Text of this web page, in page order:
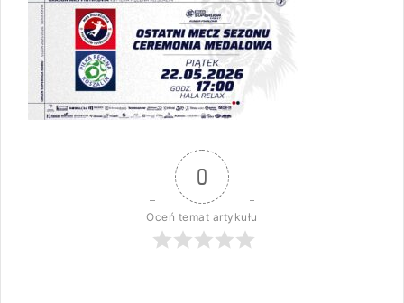
0
Oceń temat artykułu